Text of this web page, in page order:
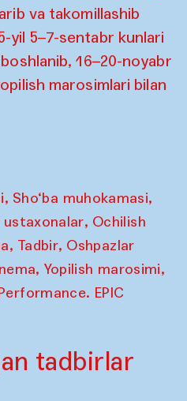
va takomillashib
yil 5–7-sentabr kunlari
16–20-noyabr
marosimlari bilan
, Sho‘ba muhokamasi,
ustaxonalar, Ochilish
, Tadbir, Oshpazlar
, Yopilish marosimi,
EPIC
tadbirlar